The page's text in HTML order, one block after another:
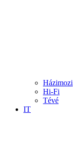
Házimozi
Hi-Fi
Tévé
IT